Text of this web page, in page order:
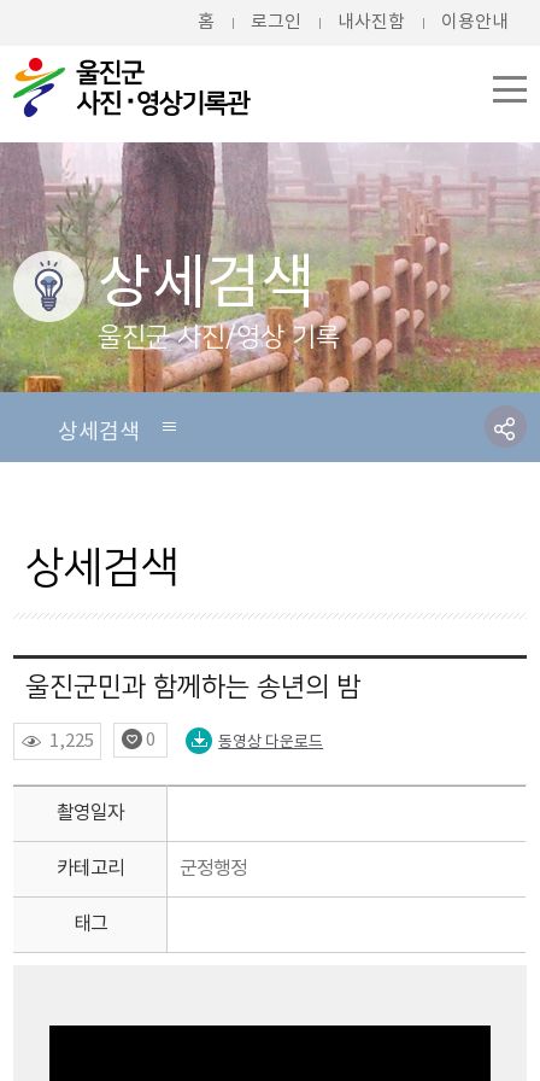
홈 로그인 내사진함 이용안내
상세검색
울진군 사진/영상 기록
상세검색
자료현황
상세검색
울진군민과 함께하는 송년의 밤
1,225 0 동영상 다운로드
촬영일자
카테고리 군정행정
태그